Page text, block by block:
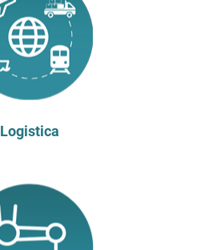
Logistica